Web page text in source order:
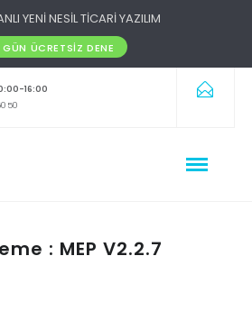
YENİ NESİL TİCARİ YAZILIM
ÜCRETSIZ DENE
16:00
50
: MEP V2.2.7